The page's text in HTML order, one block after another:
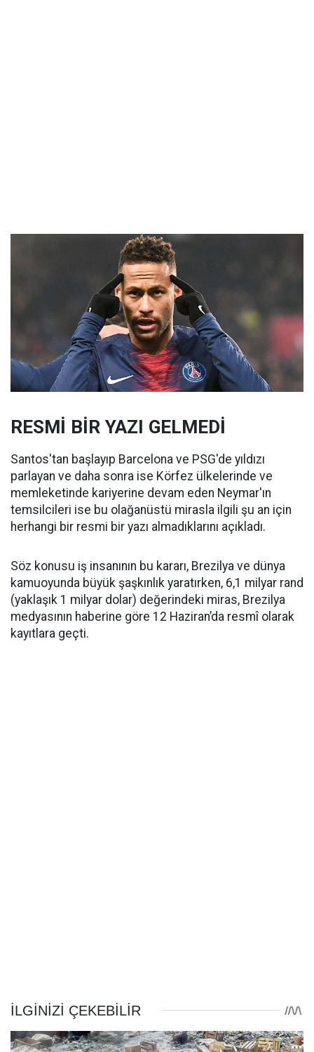
RESMİ BİR YAZI GELMEDİ
Santos'tan başlayıp Barcelona ve PSG'de yıldızı
parlayan ve daha sonra ise Körfez ülkelerinde ve
memleketinde kariyerine devam eden Neymar'ın
temsilcileri ise bu olağanüstü mirasla ilgili şu an için
herhangi bir resmi bir yazı almadıklarını açıkladı.
Söz konusu iş insanının bu kararı, Brezilya ve dünya
kamuoyunda büyük şaşkınlık yaratırken, 6,1 milyar rand
(yaklaşık 1 milyar dolar) değerindeki miras, Brezilya
medyasının haberine göre 12 Haziran’da resmî olarak
kayıtlara geçti.